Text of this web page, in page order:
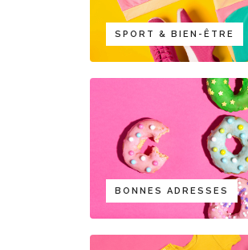
SPORT & BIEN-ÊTRE
BONNES ADRESSES